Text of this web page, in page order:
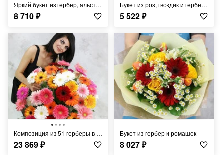
Яркий букет из гербер, альстромерий, ромашек и роз
8 710₽
Букет из роз, гвоздик и гербер в упаковке из крафта
5 522₽
Композиция из 51 герберы в плетеной корзине
23 869₽
Букет из гербер и ромашек
8 027₽